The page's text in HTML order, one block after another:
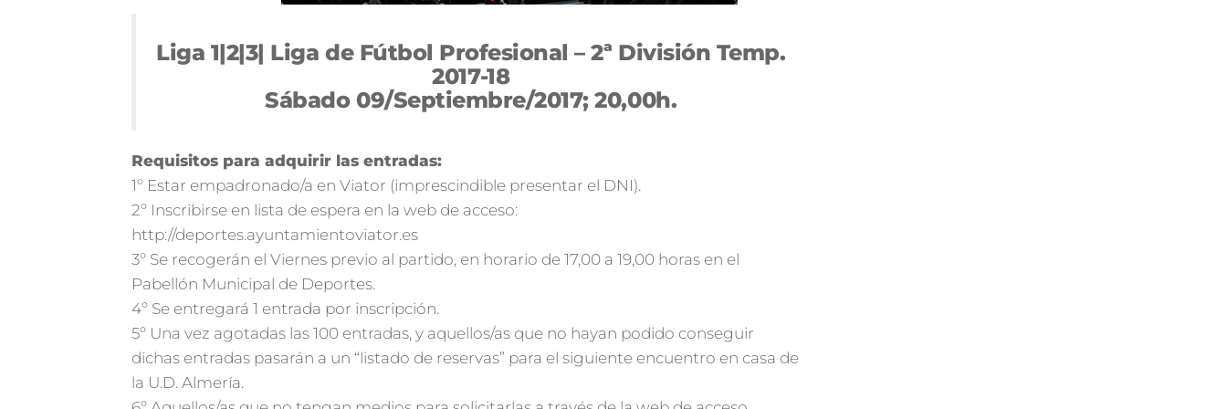
Liga 1|2|3| Liga de Fútbol Profesional – 2ª División Temp.
2017-18
Sábado 09/Septiembre/2017; 20,00h.
Requisitos para adquirir las entradas:
1º Estar empadronado/a en Viator (imprescindible presentar el DNI).
2º Inscribirse en lista de espera en la web de acceso:
http://deportes.ayuntamientoviator.es
3º Se recogerán el Viernes previo al partido, en horario de 17,00 a 19,00 horas en el
Pabellón Municipal de Deportes.
4º Se entregará 1 entrada por inscripción.
5º Una vez agotadas las 100 entradas, y aquellos/as que no hayan podido conseguir
dichas entradas pasarán a un “listado de reservas” para el siguiente encuentro en casa de
la U.D. Almería.